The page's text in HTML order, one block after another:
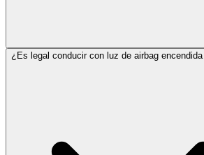
¿Es legal conducir con luz de airbag